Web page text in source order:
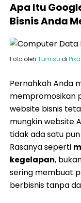
Apa Itu
Bisnis Anda
Foto oleh Tumisu di
Pernahkah Anda
mempromosikan
website bisnis
mungkin website
tidak ada satu
Rasanya seperti
kegelapan,
sering membuat
berbisnis tanpa